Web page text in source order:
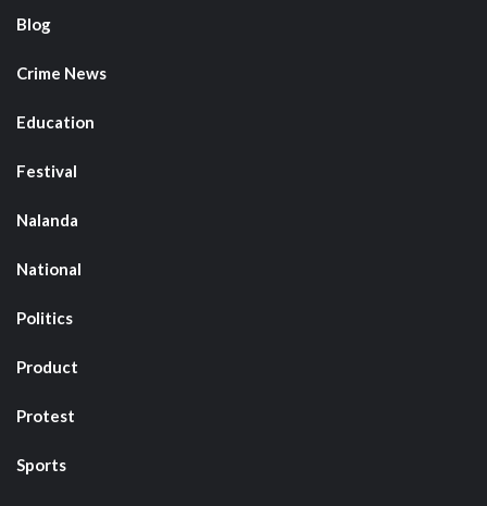
Blog
Crime News
Education
Festival
Nalanda
National
Politics
Product
Protest
Sports